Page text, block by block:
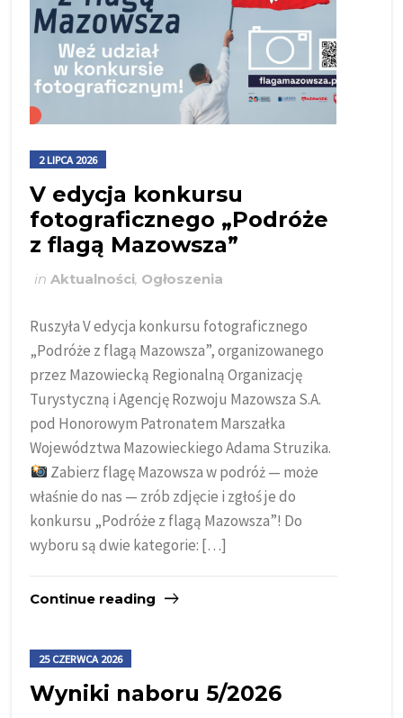
2 LIPCA 2026
V edycja konkursu
fotograficznego „Podróże
z flagą Mazowsza”
inAktualności, Ogłoszenia
Ruszyła V edycja konkursu fotograficznego
„Podróże z flagą Mazowsza”, organizowanego
przez Mazowiecką Regionalną Organizację
Turystyczną i Agencję Rozwoju Mazowsza S.A.
pod Honorowym Patronatem Marszałka
Województwa Mazowieckiego Adama Struzika.
Zabierz flagę Mazowsza w podróż — może
właśnie do nas — zrób zdjęcie i zgłoś je do
konkursu „Podróże z flagą Mazowsza”! Do
wyboru są dwie kategorie: […]
Continue reading
25 CZERWCA 2026
Wyniki naboru 5/2026